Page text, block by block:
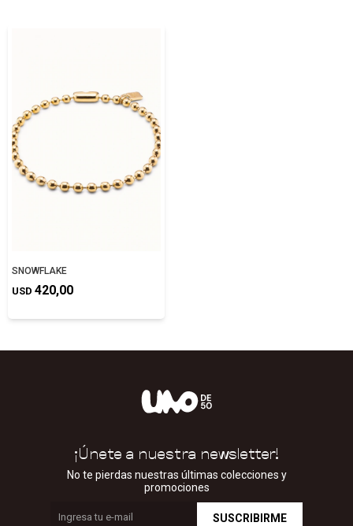
SNOWFLAKE
USD 420,00
¡Únete a nuestra newsletter!
No te pierdas nuestras últimas colecciones y
promociones
SUSCRIBIRME